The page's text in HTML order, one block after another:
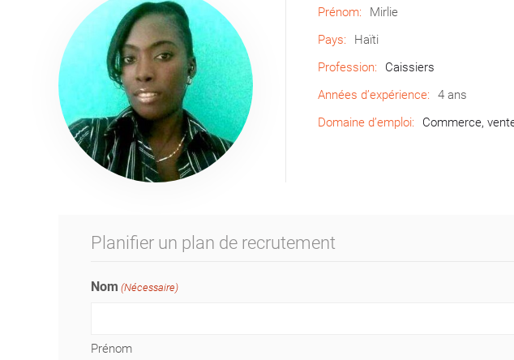
Prénom:
Mirlie
Pays:
Haïti
Profession:
Caissiers
Années d’expérience:
4 ans
Domaine d’emploi:
Commerce,
Planifier un plan de recrutement
Nom (Nécessaire)
Prénom